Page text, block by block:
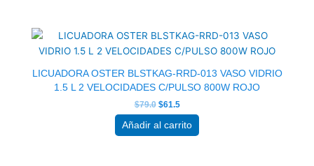
LICUADORA OSTER BLSTKAG-RRD-013 VASO VIDRIO
1.5 L 2 VELOCIDADES C/PULSO 800W ROJO
$79.0
original
era:
$79.0.
$61.5
actual
es:
$61.5.
Añadir al carrito